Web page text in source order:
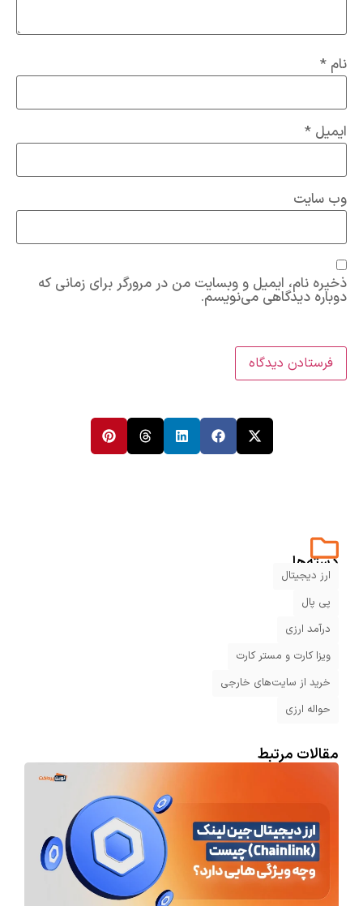
نام *
ایمیل *
وب‌ سایت
ذخیره نام، ایمیل و وبسایت من در مرورگر برای زمانی که
دوباره دیدگاهی می‌نویسم.
دسته‌ها
ارز دیجیتال
پی پال
درآمد ارزی
ویزا کارت و مستر کارت
خرید از سایت‌های خارجی
حواله ارزی
مقالات مرتبط